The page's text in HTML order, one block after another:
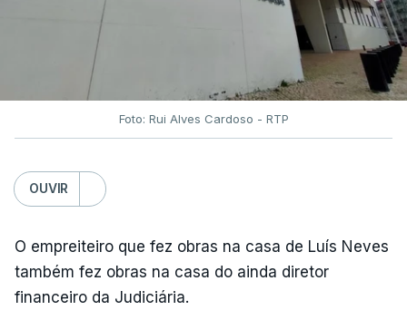
Foto: Rui Alves Cardoso - RTP
OUVIR
O empreiteiro que fez obras na casa de Luís Neves
também fez obras na casa do ainda diretor
financeiro da Judiciária.